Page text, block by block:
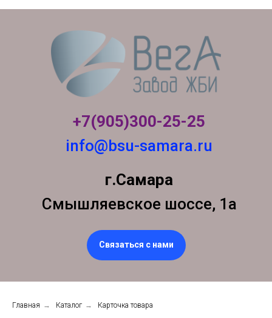
+7(905)300-25-25
info@bsu-samara.ru
г.Самара
Смышляевское шоссе, 1а
Связаться с нами
Главная → Каталог → Карточка товара